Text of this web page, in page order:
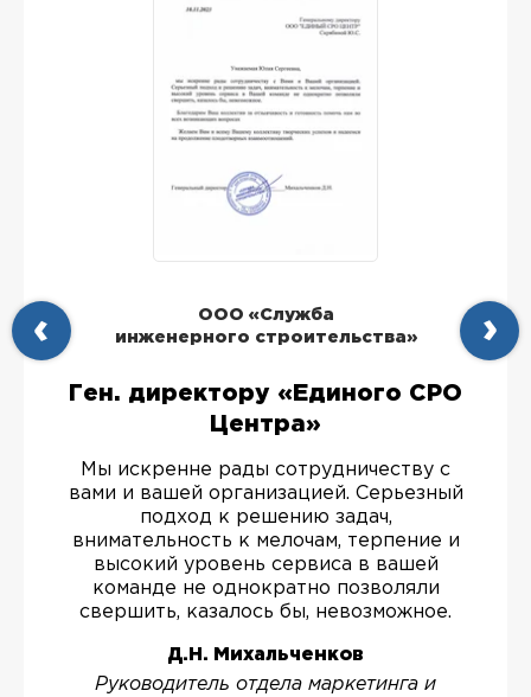
ООО «Служба
инженерного строительства»
Ген. директору «Единого СРО
Центра»
Мы искренне рады сотрудничеству с
вами и вашей организацией. Серьезный
подход к решению задач,
внимательность к мелочам, терпение и
высокий уровень сервиса в вашей
команде не однократно позволяли
свершить, казалось бы, невозможное.
Д.Н. Михальченков
Руководитель отдела маркетинга и